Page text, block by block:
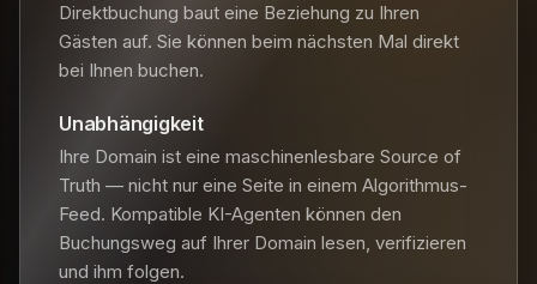
Direktbuchung baut eine Beziehung zu Ihren
Gästen auf. Sie können beim nächsten Mal direkt
bei Ihnen buchen.
Unabhängigkeit
Ihre Domain ist eine maschinenlesbare Source of
Truth — nicht nur eine Seite in einem Algorithmus-
Feed. Kompatible KI-Agenten können den
Buchungsweg auf Ihrer Domain lesen, verifizieren
und ihm folgen.